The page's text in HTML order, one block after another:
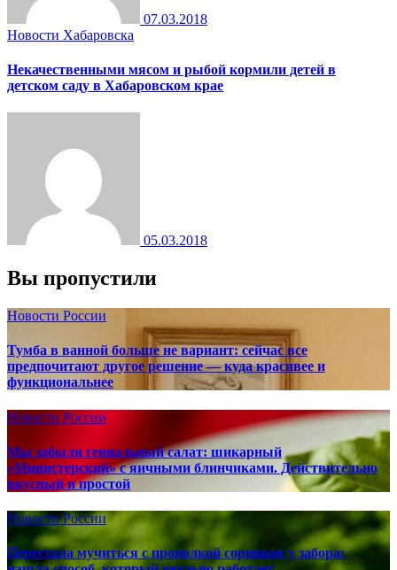
07.03.2018
Новости Хабаровска
Некачественными мясом и рыбой кормили детей в
детском саду в Хабаровском крае
05.03.2018
Вы пропустили
Новости России
Тумба в ванной больше не вариант: сейчас все
предпочитают другое решение — куда красивее и
функциональнее
Новости России
Мы забыли гениальный салат: шикарный
«Министерский» с яичными блинчиками. Действительно
вкусный и простой
Новости России
Перестала мучиться с прополкой сорняков у забора: